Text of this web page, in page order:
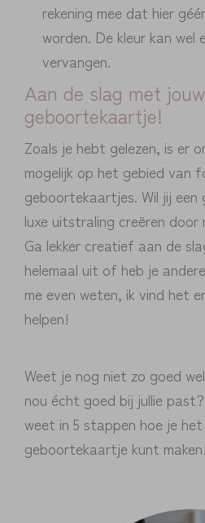
rekening mee dat hier
worden. De kleur kan wel
vervangen.
Aan de slag met
geboortekaartje!
Zoals je hebt gelezen, is er
mogelijk op het gebied van
geboortekaartjes. Wil jij
luxe uitstraling creëren
Ga lekker creatief aan de
helemaal uit of heb je
me even weten, ik vind het
helpen!
Weet je nog niet zo goed
nou écht goed bij jullie
weet in 5 stappen hoe je
geboortekaartje kunt maken!